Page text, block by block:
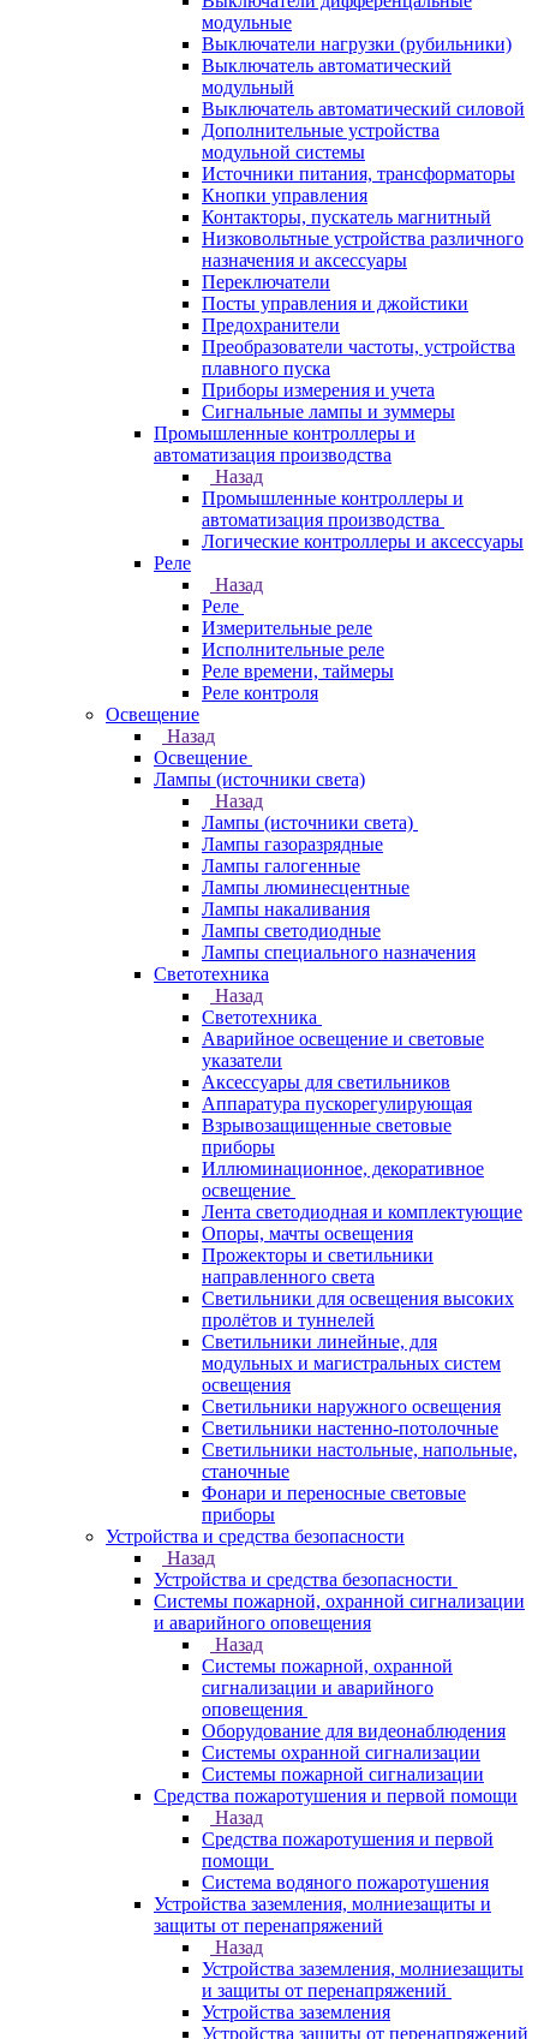
модульные
Выключатели нагрузки (рубильники)
Выключатель автоматический
модульный
Выключатель автоматический силовой
Дополнительные устройства
модульной системы
Источники питания, трансформаторы
Кнопки управления
Контакторы, пускатель магнитный
Низковольтные устройства различного
назначения и аксессуары
Переключатели
Посты управления и джойстики
Предохранители
Преобразователи частоты, устройства
плавного пуска
Приборы измерения и учета
Сигнальные лампы и зуммеры
Промышленные контроллеры и
автоматизация производства
Назад
Промышленные контроллеры и
автоматизация производства
Логические контроллеры и аксессуары
Реле
Назад
Реле
Измерительные реле
Исполнительные реле
Реле времени, таймеры
Реле контроля
Освещение
Назад
Освещение
Лампы (источники света)
Назад
Лампы (источники света)
Лампы газоразрядные
Лампы галогенные
Лампы люминесцентные
Лампы накаливания
Лампы светодиодные
Лампы специального назначения
Светотехника
Назад
Светотехника
Аварийное освещение и световые
указатели
Аксессуары для светильников
Аппаратура пускорегулирующая
Взрывозащищенные световые
приборы
Иллюминационное, декоративное
освещение
Лента светодиодная и комплектующие
Опоры, мачты освещения
Прожекторы и светильники
направленного света
Светильники для освещения высоких
пролётов и туннелей
Светильники линейные, для
модульных и магистральных систем
освещения
Светильники наружного освещения
Светильники настенно-потолочные
Светильники настольные, напольные,
станочные
Фонари и переносные световые
приборы
Устройства и средства безопасности
Назад
Устройства и средства безопасности
Системы пожарной, охранной сигнализации
и аварийного оповещения
Назад
Системы пожарной, охранной
сигнализации и аварийного
оповещения
Оборудование для видеонаблюдения
Системы охранной сигнализации
Системы пожарной сигнализации
Средства пожаротушения и первой помощи
Назад
Средства пожаротушения и первой
помощи
Система водяного пожаротушения
Устройства заземления, молниезащиты и
защиты от перенапряжений
Назад
Устройства заземления, молниезащиты
и защиты от перенапряжений
Устройства заземления
Устройства защиты от перенапряжений